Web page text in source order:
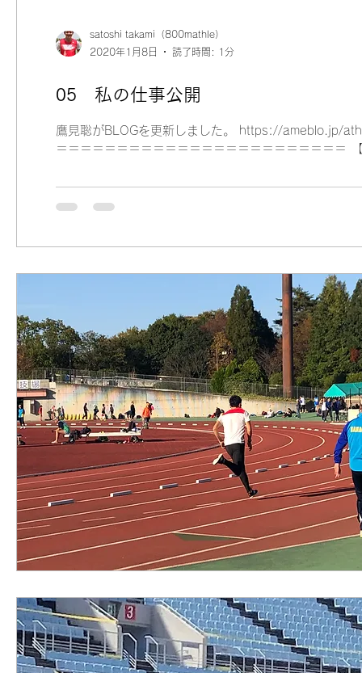
satoshi takami（800mathle）
2020年1月8日
読了時間: 1分
05 私の仕事公開
鷹見聡がBLOGを更新しました。 https://ameblo.jp/
＝＝＝＝＝＝＝＝＝＝＝＝＝＝＝＝＝＝＝＝＝＝＝＝